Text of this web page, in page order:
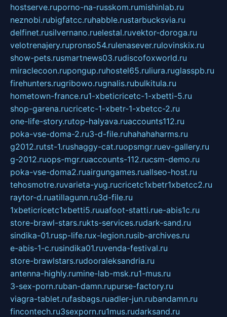
hostserve.ruporno-na-russkom.rumishinlab.ru
neznobi.rubigfatcc.ruhabble.rustarbucksvia.ru
delfinet.rusilvernano.ruelestal.ruvektor-doroga.ru
velotrenajery.rupronso54.rulenasever.rulovinskix.ru
show-pets.rusmartnews03.rudiscofoxworld.ru
miraclecoon.rupongup.ruhostel65.ruliura.ruglasspb.ru
firehunters.rugribowo.rugnalis.rubulkitula.ru
hometown-france.ru1-xbeticricetc-1-xbetti-5.ru
shop-garena.rucricetc-1-xbetr-1-xbetcc-2.ru
one-life-story.rutop-halyava.ruaccounts112.ru
poka-vse-doma-2.ru3-d-file.ruhahahaharms.ru
g2012.rutst-1.rushaggy-cat.ruopsmgr.ruev-gallery.ru
g-2012.ruops-mgr.ruaccounts-112.rucsm-demo.ru
poka-vse-doma2.ruairgungames.ruallseo-host.ru
tehosmotre.ruvarieta-yug.rucricetc1xbetr1xbetcc2.ru
raytor-d.ruatillagunn.ru3d-file.ru
1xbeticricetc1xbetti5.ruuafoot-statti.rue-abis1c.ru
store-brawl-stars.rukts-services.rudark-sand.ru
sindika-01.rusp-life.rux-legion.rusib-archives.ru
e-abis-1-c.rusindika01.ruvenda-festival.ru
store-brawlstars.rudooraleksandria.ru
antenna-highly.rumine-lab-msk.ru1-mus.ru
3-sex-porn.ruban-damn.rupurse-factory.ru
viagra-tablet.rufasbags.ruadler-jun.rubandamn.ru
fincontech.ru3sexporn.ru1mus.rudarksand.ru